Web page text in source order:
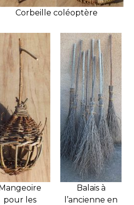
Corbeille coléoptère
pour les
Balais à
l’ancienne en